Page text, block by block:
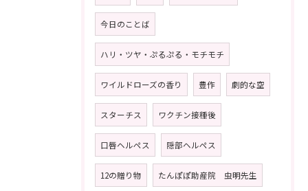
今日のことば
ハリ・ツヤ・ぷるぷる・モチモチ
ワイルドローズの香り 豊作 劇的な空
スターチス ワクチン接種後
口唇ヘルペス 隠部ヘルペス
12の贈り物 たんぽぽ助産院 虫明先生